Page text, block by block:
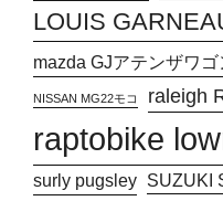
LOUIS
mazda GJアテンザワゴ
NISSAN MG22モコ raleigh
raptobike
surly pugsley SUZUKI